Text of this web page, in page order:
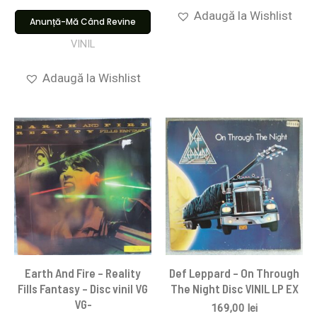
Anunță-Mă Când Revine
VINIL
Adaugă la Wishlist
Adaugă la Wishlist
Earth And Fire – Reality
Fills Fantasy – Disc vinil VG
VG-
Def Leppard – On Through
The Night Disc VINIL LP EX
169,00 lei